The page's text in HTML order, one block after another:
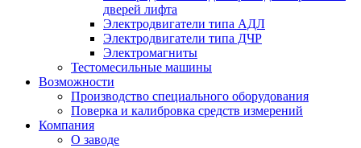
дверей лифта
Электродвигатели типа АДЛ
Электродвигатели типа ДЧР
Электромагниты
Тестомесильные машины
Возможности
Производство специального оборудования
Поверка и калибровка средств измерений
Компания
О заводе